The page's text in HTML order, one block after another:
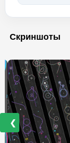
Скриншоты
❮